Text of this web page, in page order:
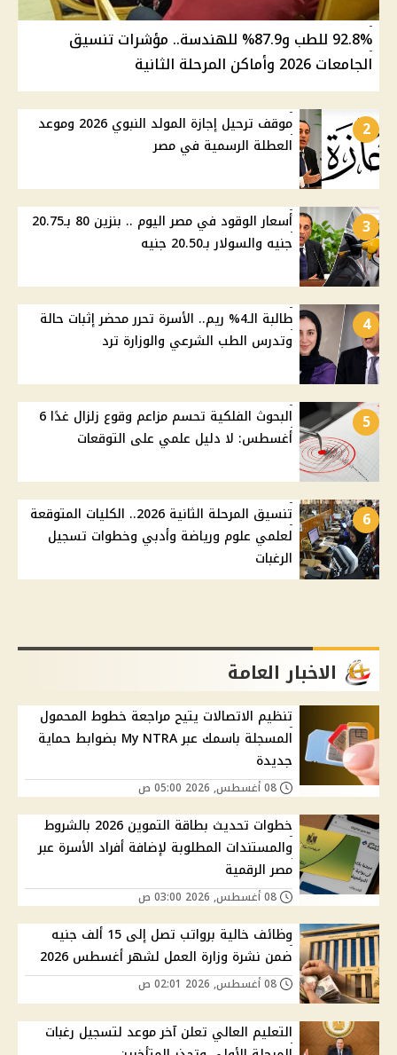
92.8% للطب و87.9% للهندسة.. مؤشرات تنسيق
الجامعات 2026 وأماكن المرحلة الثانية
2
موقف ترحيل إجازة المولد النبوي 2026 وموعد
العطلة الرسمية في مصر
3
أسعار الوقود في مصر اليوم .. بنزين 80 بـ20.75
جنيه والسولار بـ20.50 جنيه
4
طالبة الـ4% ريم.. الأسرة تحرر محضر إثبات حالة
وتدرس الطب الشرعي والوزارة ترد
5
البحوث الفلكية تحسم مزاعم وقوع زلزال غدًا 6
أغسطس: لا دليل علمي على التوقعات
6
تنسيق المرحلة الثانية 2026.. الكليات المتوقعة
لعلمي علوم ورياضة وأدبي وخطوات تسجيل
الرغبات
الاخبار العامة
تنظيم الاتصالات يتيح مراجعة خطوط المحمول
المسجلة باسمك عبر My NTRA بضوابط حماية
جديدة
خطوات تحديث بطاقة التموين 2026 بالشروط
والمستندات المطلوبة لإضافة أفراد الأسرة عبر
مصر الرقمية
وظائف خالية برواتب تصل إلى 15 ألف جنيه
ضمن نشرة وزارة العمل لشهر أغسطس 2026
التعليم العالي تعلن آخر موعد لتسجيل رغبات